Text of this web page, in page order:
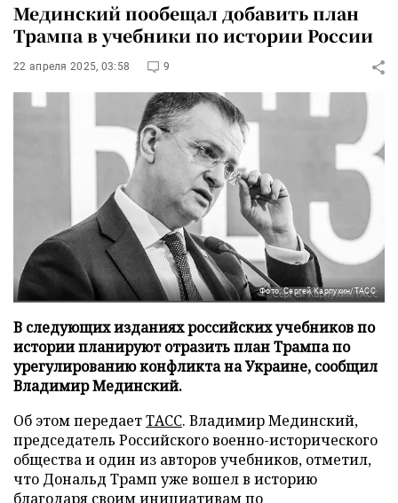
Мединский пообещал добавить план
Трампа в учебники по истории России
22 апреля 2025, 03:58 9
Фото: Сергей Карпухин/ТАСС
В следующих изданиях российских учебников по
истории планируют отразить план Трампа по
урегулированию конфликта на Украине, сообщил
Владимир Мединский.
Об этом передаетТАСС. Владимир Мединский,
председатель Российского военно-исторического
общества и один из авторов учебников, отметил,
что Дональд Трамп уже вошел в историю
благодаря своим инициативам по